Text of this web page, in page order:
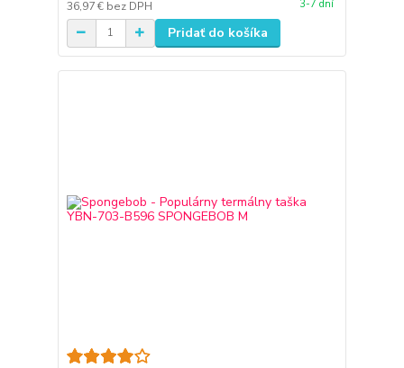
36,97 € bez DPH 3-7 dní
Pridať do košíka